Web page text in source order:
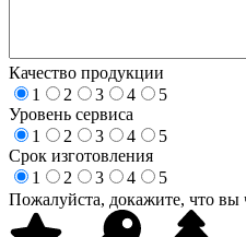
Качество продукции
1
2 3 4
5
Уровень сервиса
1
2 3 4
5
Срок изготовления
1
2 3 4
5
Пожалуйста, докажите, что вы